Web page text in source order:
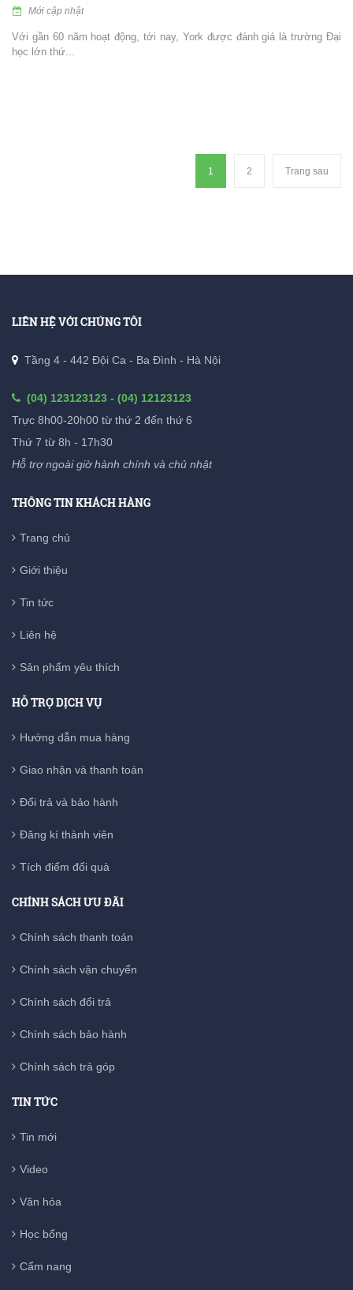
Mới cập nhật
Với gần 60 năm hoạt động, tới nay, York được đánh giá là trường Đại
học lớn thứ...
1 2 Trang sau
LIÊN HỆ VỚI CHÚNG TÔI
Tầng 4 - 442 Đội Ca - Ba Đình - Hà Nội
(04) 123123123 - (04) 12123123
Trực 8h00-20h00 từ thứ 2 đến thứ 6
Thứ 7 từ 8h - 17h30
Hỗ trợ ngoài giờ hành chính và chủ nhật
THÔNG TIN KHÁCH HÀNG
Trang chủ
Giới thiệu
Tin tức
Liên hệ
Sản phẩm yêu thích
HỖ TRỢ DỊCH VỤ
Hướng dẫn mua hàng
Giao nhận và thanh toán
Đổi trả và bảo hành
Đăng kí thành viên
Tích điểm đổi quà
CHÍNH SÁCH ƯU ĐÃI
Chính sách thanh toán
Chính sách vận chuyển
Chính sách đổi trả
Chính sách bảo hành
Chính sách trả góp
TIN TỨC
Tin mới
Video
Văn hóa
Học bổng
Cẩm nang